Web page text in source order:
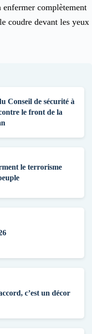
enfermer complètement
coudre devant les yeux
Conseil de sécurité à
le front de la
le terrorisme
c’est un décor